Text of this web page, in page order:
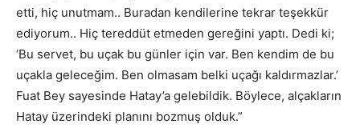
etti, hiç unutmam.. Buradan kendilerine tekrar teşekkür
ediyorum.. Hiç tereddüt etmeden gereğini yaptı. Dedi ki;
‘Bu servet, bu uçak bu günler için var. Ben kendim de bu
uçakla geleceğim. Ben olmasam belki uçağı kaldırmazlar.’
Fuat Bey sayesinde Hatay’a gelebildik. Böylece, alçakların
Hatay üzerindeki planını bozmuş olduk.”